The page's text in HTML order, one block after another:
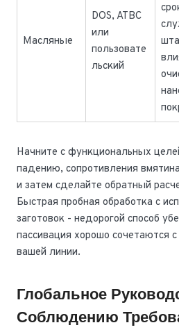
Масляные
DOS, ATBC
или
пользовате
льский
Начните с функциональных
падению, сопротивления
и затем сделайте обратный
Быстрая пробная обработка с
заготовок - недорогой способ
пассивация хорошо сочетаются
вашей линии.
Глобальное
Соблюдению